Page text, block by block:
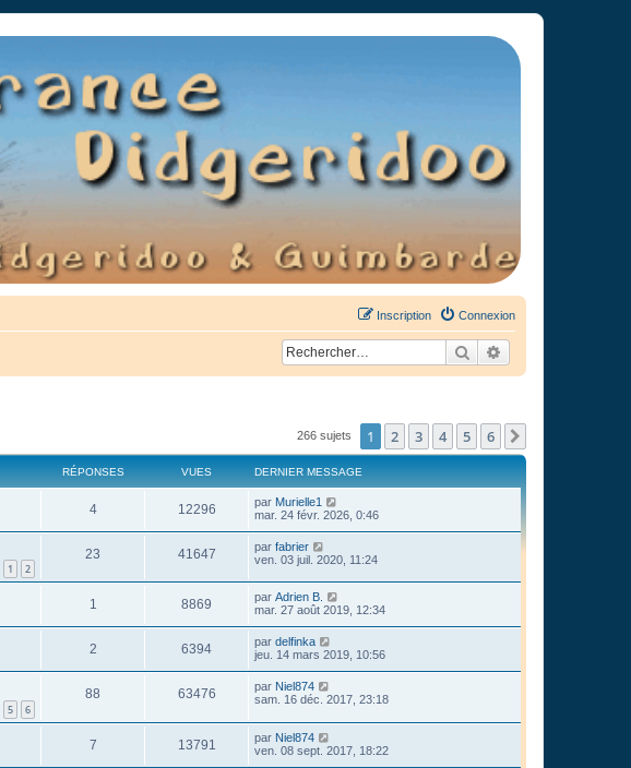
Connexion
Inscription
Rechercher
266 sujets 1 2 3 4 5 6
RÉPONSES VUES DERNIER MESSAGE
4 12296 par Murielle1
mar. 24 févr. 2026, 0:46
1 2
23 41647 par fabrier
ven. 03 juil. 2020, 11:24
1 8869 par Adrien B.
mar. 27 août 2019, 12:34
2 6394 par delfinka
jeu. 14 mars 2019, 10:56
5 6
88 63476 par Niel874
sam. 16 déc. 2017, 23:18
7 13791 par Niel874
ven. 08 sept. 2017, 18:22